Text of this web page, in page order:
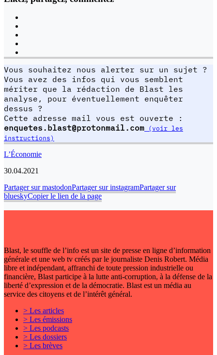
Vous souhaitez nous alerter sur un sujet ?
Vous avez des infos qui vous semblent
mériter que la rédaction de Blast les
analyse, pour éventuellement enquêter
dessus ?
Cette adresse mail vous est ouverte :
enquetes.blast@protonmail.com (voir les
instructions)
L’Économie
30.04.2021
Partager sur mastodonPartager sur instagramPartager sur
blueskyCopier le lien de la page
Blast, le souffle de l’info est un site de presse en ligne d’information
générale et une web tv créés par le journaliste Denis Robert. Média
libre et indépendant, affranchi de toute pression industrielle ou
financière, Blast participe à la lutte anti-corruption, à la défense de la
liberté d’expression et de la démocratie. Blast est un média au
service des citoyens et de l’intérêt général.
> Les articles
> Les émissions
> Les podcasts
> Les dossiers
> Les brèves